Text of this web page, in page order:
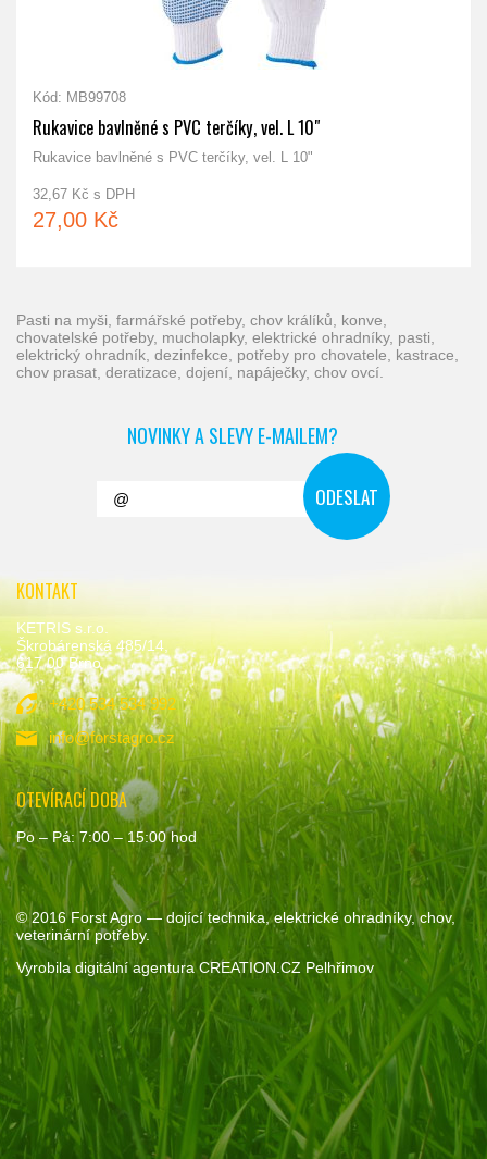
Kód: MB99708
Rukavice bavlněné s PVC terčíky, vel. L 10"
Rukavice bavlněné s PVC terčíky, vel. L 10"
32,67 Kč s DPH
27,00 Kč
pasti na myši, farmářské potřeby, chov králíků, konve,
chovatelské potřeby, mucholapky, elektrické ohradníky, pasti,
elektrický ohradník, dezinfekce, potřeby pro chovatele, kastrace,
chov prasat, deratizace, dojení, napáječky, chov ovcí.
NOVINKY A SLEVY E-MAILEM?
KONTAKT
KETRIS s.r.o.
Škrobárenská 485/14,
617 00 Brno
+420 534 534 992
info@forstagro.cz
OTEVÍRACÍ DOBA
Po – Pá: 7:00 – 15:00 hod
© 2016Forst Agro— dojící technika, elektrické ohradníky, chov,
veterinární potřeby.
Vyrobila digitální agentura CREATION.CZ Pelhřimov